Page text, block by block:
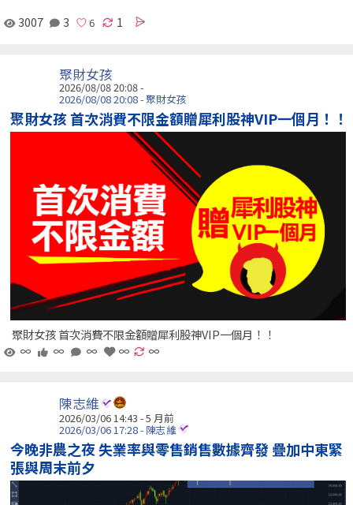
3007 3 1
聚財女孩
2026/08/08 20:08 -
2026/08/08 20:08 - 聚財女孩
聚財女孩 首次消費不限金額贈犀利股神VIP一個月！！
聚財女孩 首次消費不限金額贈犀利股神VIP一個月！！
∞
∞ ∞ ∞ ∞
陳志維
2026/03/06 14:43 - 5 月前
2026/03/06 17:28 - 陳志維
今晚非農之夜 失業率與零售銷售數據齊發 疊加中東緊
張與周末前夕